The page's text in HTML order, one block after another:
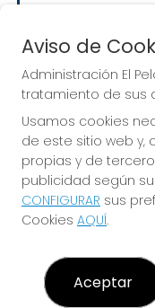
Imagen anterior
ADMINISTRACIÓN EL
¿Quiénes somos?
Aviso de
Administración El
tratamiento de sus
Usamos cookies
de este sitio web y,
propias y de
publicidad según
CONFIGURAR sus
Cookies AQUÍ.
Aceptar